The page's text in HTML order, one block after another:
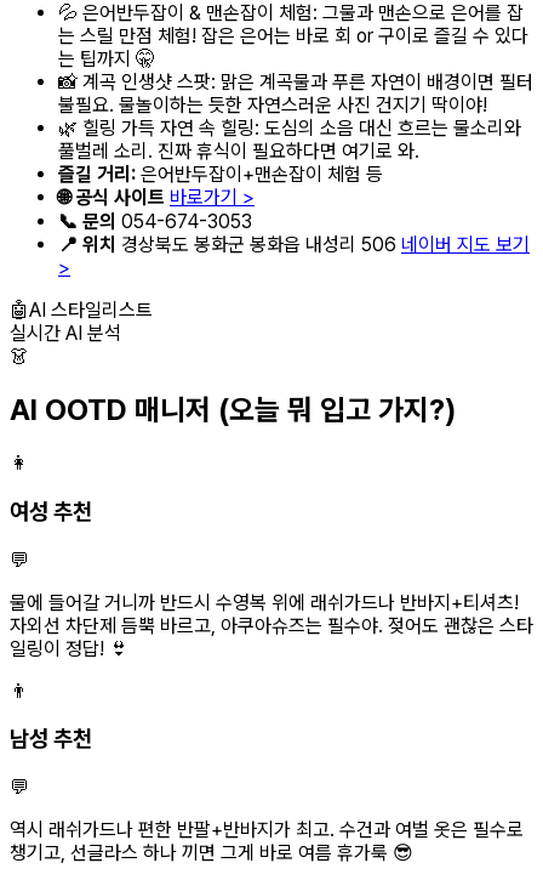
💦 은어반두잡이 & 맨손잡이 체험: 그물과 맨손으로 은어를 잡
는 스릴 만점 체험! 잡은 은어는 바로 회 or 구이로 즐길 수 있다
는 팁까지 🤫
📸 계곡 인생샷 스팟: 맑은 계곡물과 푸른 자연이 배경이면 필터
불필요. 물놀이하는 듯한 자연스러운 사진 건지기 딱이야!
🌿 힐링 가득 자연 속 힐링: 도심의 소음 대신 흐르는 물소리와
풀벌레 소리. 진짜 휴식이 필요하다면 여기로 와.
즐길 거리: 은어반두잡이+맨손잡이 체험 등
🌐 공식 사이트 바로가기 >
📞 문의 054-674-3053
📍 위치 경상북도 봉화군 봉화읍 내성리 506 네이버 지도 보기
>
🤖AI 스타일리스트
실시간 AI 분석
👗
AI OOTD 매니저 (오늘 뭐 입고 가지?)
👩
여성 추천
💬
물에 들어갈 거니까 반드시 수영복 위에 래쉬가드나 반바지+티셔츠!
자외선 차단제 듬뿍 바르고, 아쿠아슈즈는 필수야. 젖어도 괜찮은 스타
일링이 정답! 👙
👨
남성 추천
💬
역시 래쉬가드나 편한 반팔+반바지가 최고. 수건과 여벌 옷은 필수로
챙기고, 선글라스 하나 끼면 그게 바로 여름 휴가룩 😎